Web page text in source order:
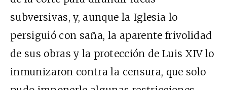
subversivas, y, aunque la Iglesia lo
persiguió con saña, la aparente frivolidad
de sus obras y la protección de Luis XIV lo
inmunizaron contra la censura, que solo